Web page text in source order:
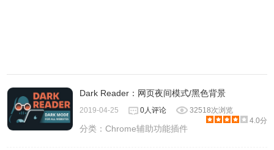
Dark Reader：网页夜间模式/黑色背景
2019-04-25 0人评论
32518次浏览
4.0分
分类：Chrome辅助功能插件